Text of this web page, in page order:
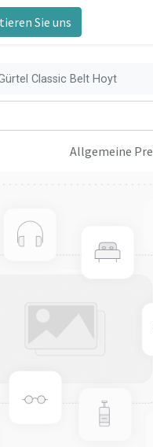
Sie uns
Classic Belt Hoyt
Allgemeine